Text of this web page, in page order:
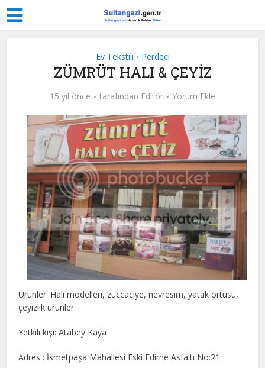
Ev Tekstili • Perdeci
ZÜMRÜT HALI & ÇEYİZ
15 yıl önce tarafından Editör Yorum Ekle
Ürünler: Halı modelleri, züccaciye, nevresim, yatak örtüsü,
çeyizlik ürünler
Yetkili kişi: Atabey Kaya
Adres : İsmetpaşa Mahallesi Eski Edirne Asfaltı No:21